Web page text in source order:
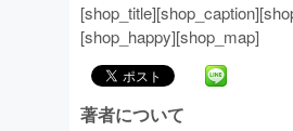
[shop_happy][shop_map]
著者について